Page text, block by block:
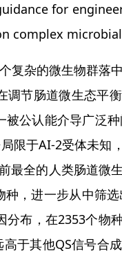
for
complex
复杂的微生物群落
节肠道微生态平
公认能介导广泛
限于AI-2受体未知
最全的人类肠道微
，进一步从中筛
布，在2353个物
于其他QS信号合